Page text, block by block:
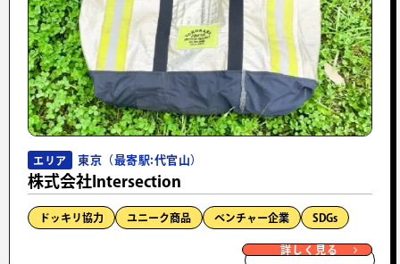
エリア 東京（最寄駅:代官山）
株式会社Intersection
ドッキリ協力 ユニーク商品 ベンチャー企業 SDGs
詳しく見る